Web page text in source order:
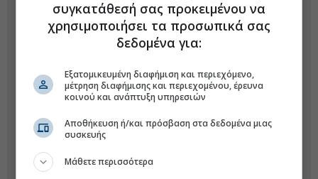
συγκατάθεσή σας προκειμένου να
χρησιμοποιήσει τα προσωπικά σας
δεδομένα για:
Εξατομικευμένη διαφήμιση και περιεχόμενο,
μέτρηση διαφήμισης και περιεχομένου, έρευνα
κοινού και ανάπτυξη υπηρεσιών
Αποθήκευση ή/και πρόσβαση στα δεδομένα μιας
συσκευής
Μάθετε περισσότερα